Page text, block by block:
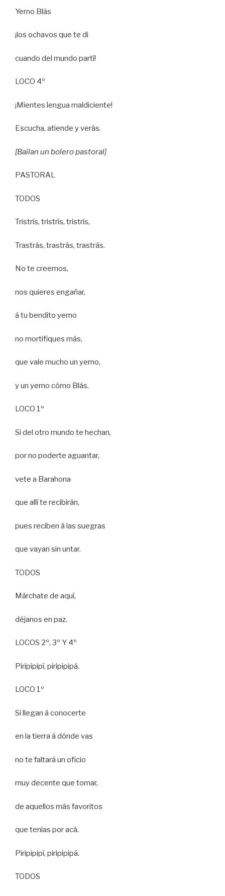
Yerno Blás
¡los ochavos que te di
cuando del mundo partí!
LOCO 4º
¡Mientes lengua maldiciente!
Escucha, atiende y verás.
[Bailan un bolero pastoral]
PASTORAL
TODOS
Tristrís, tristrís, tristrís,
Trastrás, trastrás, trastrás.
No te creemos,
nos quieres engañar,
á tu bendito yerno
no mortifiques más,
que vale mucho un yerno,
y un yerno cómo Blás.
LOCO 1º
Si del otro mundo te hechan,
por no poderte aguantar,
vete a Barahona
que allí te recibirán,
pues reciben á las suegras
que vayan sin untar.
TODOS
Márchate de aquí,
déjanos en paz.
LOCOS 2º, 3º Y 4º
Piripipipí, piripipipá.
LOCO 1º
Si llegan á conocerte
en la tierra á dónde vas
no te faltará un oficio
muy decente que tomar,
de aquellos más favoritos
que tenías por acá.
Piripipipí, piripipipá.
TODOS